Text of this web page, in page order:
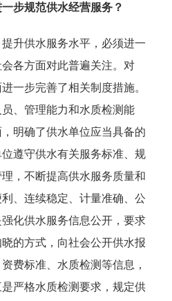
一步规范供水经营服务？
升供水服务水平，必须进一
各方面对此普遍关注。对
一步完善了相关制度措施。
、管理能力和水质检测能
明确了供水单位应当具备的
遵守供水有关服务标准、规
，不断提高供水服务质量和
、连续稳定、计量准确、公
化供水服务信息公开，要求
的方式，向社会公开供水报
费标准、水质检测等信息，
严格水质检测要求，规定供